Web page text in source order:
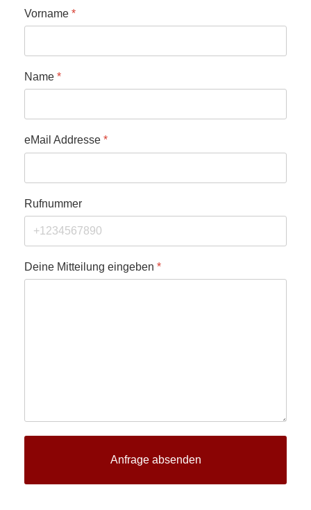
Vorname *
Name *
eMail Addresse *
Rufnummer
Deine Mitteilung eingeben *
Anfrage absenden